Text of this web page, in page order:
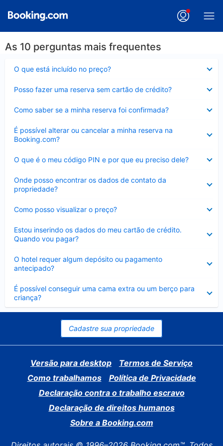
As 10 perguntas mais frequentes
O que está incluído no preço?
Posso fazer uma reserva sem cartão de crédito?
Como saber se a minha reserva foi confirmada?
É possível alterar ou cancelar a minha reserva na
Booking.com?
Contraído
O que é o meu código PIN e por que eu preciso dele?
Onde posso encontrar os dados de contato da
propriedade?
Como posso visualizar o preço?
Estou inserindo os dados do meu cartão de crédito.
Quando vou pagar?
O hotel requer algum depósito ou pagamento
antecipado?
É possível conseguir uma cama extra ou um berço para
criança?
Contraído
Cadastre sua propriedade
Versão para desktop
Termos de Serviço
Como trabalhamos
Política de Privacidade
Declaração contra o trabalho escravo
Declaração de direitos humanos
Sobre a Booking.com